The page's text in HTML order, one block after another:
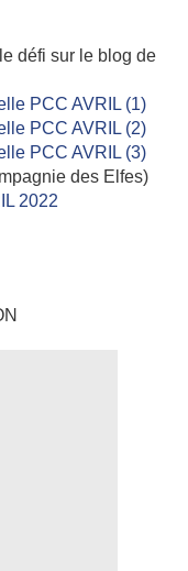
défi sur le blog de
des Elfes)